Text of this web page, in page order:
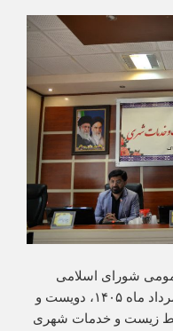
شورای اسلامی
کلانشهر اراک ، صبح یکشنبه یازدهم مرداد ماه ۱۴۰۵، دویست و
زیست و خدمات شهری